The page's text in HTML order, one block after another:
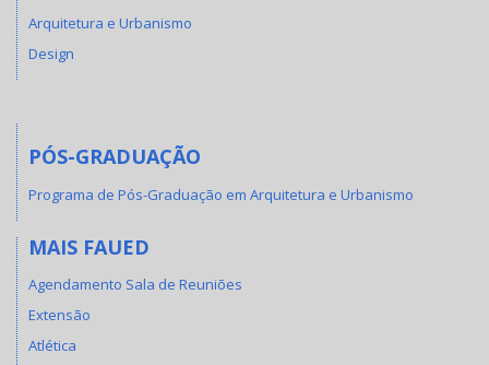
Arquitetura e Urbanismo
Design
PÓS-GRADUAÇÃO
Programa de Pós-Graduação em Arquitetura e Urbanismo
MAIS FAUED
Agendamento Sala de Reuniões
Extensão
Atlética